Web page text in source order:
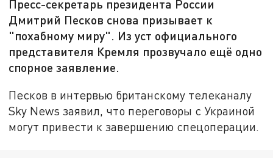
Пресс-секретарь президента России
Дмитрий Песков снова призывает к
"похабному миру". Из уст официального
представителя Кремля прозвучало ещё одно
спорное заявление.
Песков в интервью британскому телеканалу
Sky News заявил, что переговоры с Украиной
могут привести к завершению спецоперации.